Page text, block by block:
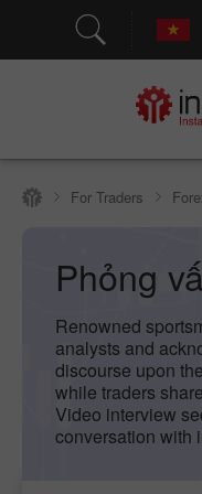
For Traders
Phỏng
Renowned
analysts and
discourse upon
while traders
Video interview
conversation with